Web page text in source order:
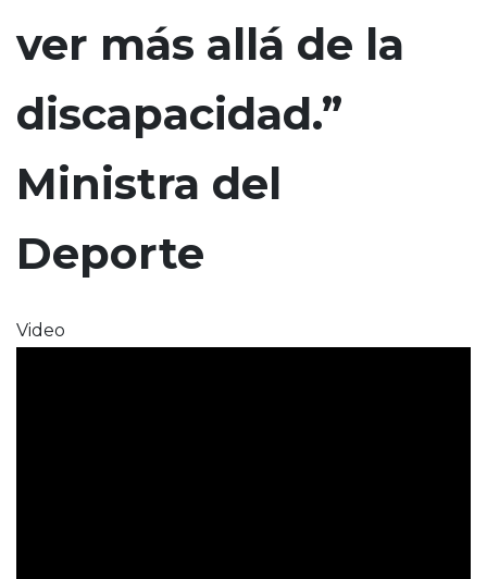
n
p
a
ver más allá de la
discapacidad.”
Ministra del
Deporte
Video